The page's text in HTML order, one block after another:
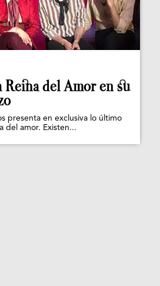
Reina del Amor en su
presenta en exclusiva lo último
del amor. Existen...